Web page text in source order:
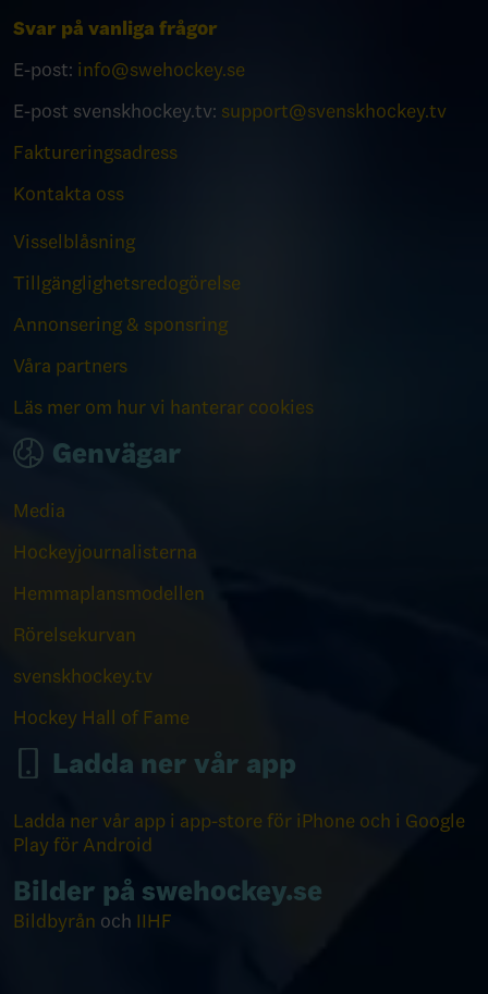
Svar på vanliga frågor
E-post: info@swehockey.se
E-post svenskhockey.tv: support@svenskhockey.tv
Faktureringsadress
Kontakta oss
Visselblåsning
Tillgänglighetsredogörelse
Annonsering & sponsring
Våra partners
Läs mer om hur vi hanterar cookies
Genvägar
Media
Hockeyjournalisterna
Hemmaplansmodellen
Rörelsekurvan
svenskhockey.tv
Hockey Hall of Fame
Ladda ner vår app
Ladda ner vår app i app-store för iPhone och i Google
Play för Android
Bilder på swehockey.se
Bildbyrån och IIHF